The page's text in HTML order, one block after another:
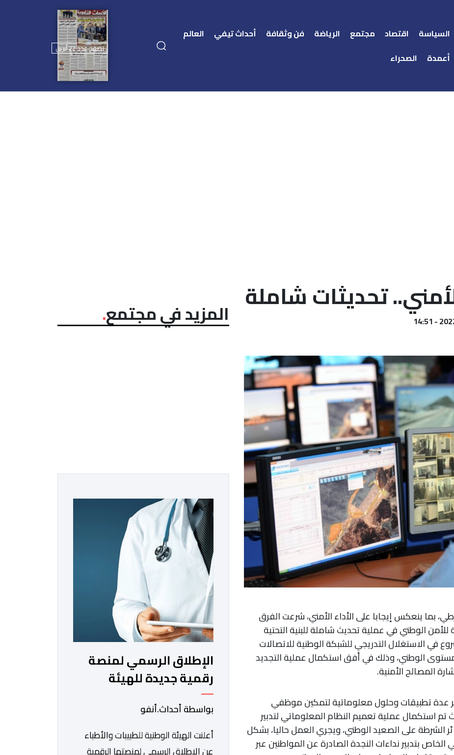
السياسة اقتصاد مجتمع الرياضة فن وثقافة أحداث تيفي
العالم
أعمدة
الصحراء
تصفح عدد 22 أبريل
تحديثات شاملة
بما ينعكسإيجابا علىالأداءالأمني،شرعتالفرق
للأمنالوطنيفي عمليةتحديثشاملةللبنيةالتحتية
فيالاستغلالالتدريجيللشبكةالوطنيةللاتصالات
الوطني،وذلكفيأفقاستكمال عمليةالتجديد
المصالحالأمنية.
عدةتطبيقاتوحلولمعلوماتيةلتمكينموظفي
تماستكمال عمليةتعميمالنظامالمعلوماتيلتدبير
الشرطة علىالصعيدالوطني،ويجريالعملحاليا،بشكل
الخاصبتدبيرنداءاتالنجدةالصادرة عنالمواطنين عبر
المزيد في مجتمع
الإطلاق الرسمي لمنصة
رقمية جديدة للهيئة
الوطنية للطبيبات والأطباء
بواسطة أحداث.أنفو
أعلنت الهيئة الوطنية للطبيبات والأطباء
عن الإطلاق الرسمي لمنصتها الرقمية